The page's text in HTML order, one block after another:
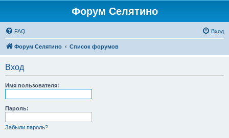
Форум Селятино
FAQ Вход
Форум Селятино Список форумов
Вход
Имя пользователя:
Пароль:
Забыли пароль?